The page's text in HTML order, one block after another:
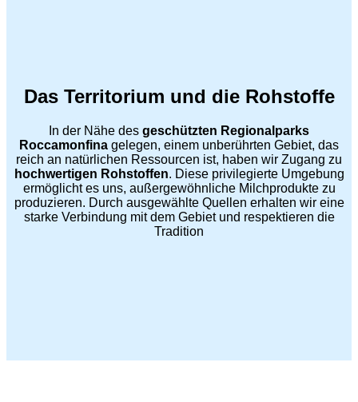
Das Territorium und die Rohstoffe
In der Nähe des geschützten Regionalparks
Roccamonfina gelegen, einem unberührten Gebiet, das
reich an natürlichen Ressourcen ist, haben wir Zugang zu
hochwertigen Rohstoffen. Diese privilegierte Umgebung
ermöglicht es uns, außergewöhnliche Milchprodukte zu
produzieren. Durch ausgewählte Quellen erhalten wir eine
starke Verbindung mit dem Gebiet und respektieren die
Tradition